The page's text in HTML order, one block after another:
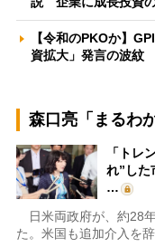
【令和のPKOか】
資拡大」発言の波
森口亮「まるわ
「トレ
れ”した
…
日米両政府が、約28
た。米国も追加介入を